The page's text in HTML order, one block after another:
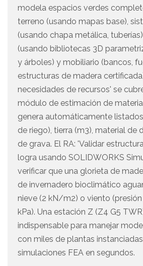
modela espacios verdes
terreno (usando mapas base),
(usando chapa metálica,
(usando bibliotecas 3D
y árboles) y mobiliario (bancos,
estructuras de madera
necesidades de recursos' se
módulo de estimación de
genera automáticamente
de riego), tierra (m3), material de
de grava. El RA: 'Validar
logra usando SOLIDWORKS
verificar que una glorieta de
de invernadero bioclimático
nieve (2 kN/m2) o viento (presión
kPa). Una estación Z (Z4 G5
indispensable para manejar
con miles de plantas
simulaciones FEA en segundos.